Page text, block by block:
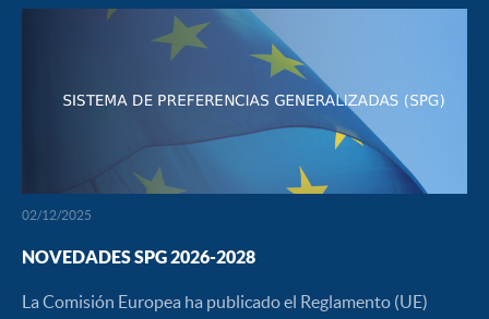
02/12/2025
NOVEDADES SPG 2026-2028
La Comisión Europea ha publicado el Reglamento (UE)